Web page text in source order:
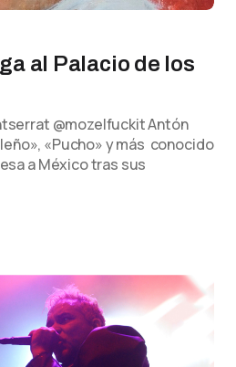
al Palacio de los
@mozelfuckit Antón
«Pucho» y más conocido
a México tras sus